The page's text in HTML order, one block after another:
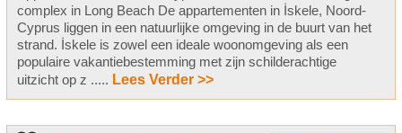
complex in Long Beach De appartementen in İskele, Noord-
Cyprus liggen in een natuurlijke omgeving in de buurt van het
strand. İskele is zowel een ideale woonomgeving als een
populaire vakantiebestemming met zijn schilderachtige
uitzicht op z ..... Lees Verder >>